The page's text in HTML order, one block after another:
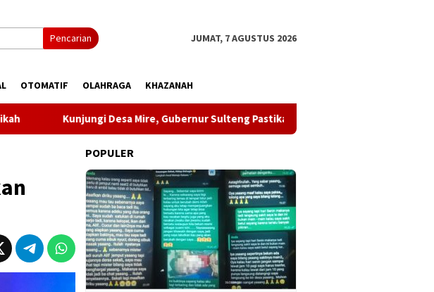
Pencarian JUMAT, 7 AGUSTUS 2026
OTOMATIF OLAHRAGA KHAZANAH
Kunjungi Desa Mire, Gubernur Sulteng Pastikan Pembangunan Menjangkau Pelosok
POPULER